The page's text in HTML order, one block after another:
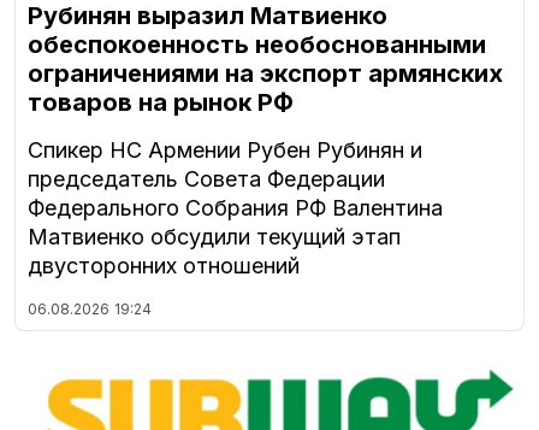
Рубинян выразил Матвиенко
обеспокоенность необоснованными
ограничениями на экспорт армянских
товаров на рынок РФ
Спикер НС Армении Рубен Рубинян и
председатель Совета Федерации
Федерального Собрания РФ Валентина
Матвиенко обсудили текущий этап
двусторонних отношений
06.08.2026 19:24